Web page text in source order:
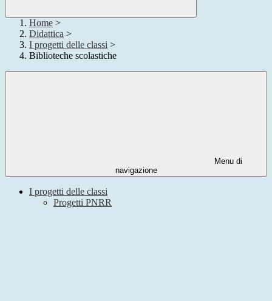
Home >
Didattica >
I progetti delle classi >
Biblioteche scolastiche
Menu di
navigazione
I progetti delle classi
Progetti PNRR